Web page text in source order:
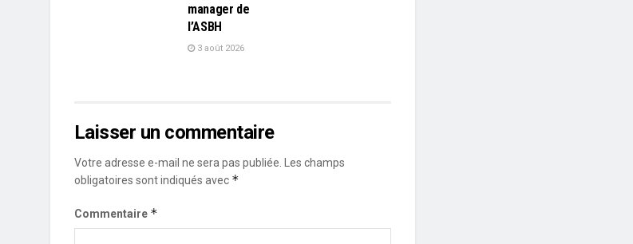
manager de
l’ASBH
3 août 2026
Laisser un commentaire
Votre adresse e-mail ne sera pas publiée.
Les champs
obligatoires sont indiqués avec *
Commentaire *